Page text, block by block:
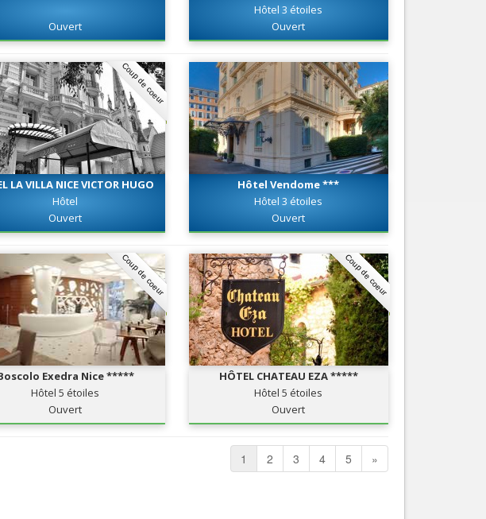
Ouvert
Hôtel 3 étoiles
Ouvert
Coup de coeur
LA VILLA NICE VICTOR HUGO
***
Hôtel
Ouvert
Hôtel Vendome ***
Hôtel 3 étoiles
Ouvert
Coup de coeur
Exedra Nice *****
Hôtel 5 étoiles
Ouvert
Coup de coeur
HÔTEL CHATEAU EZA *****
Hôtel 5 étoiles
Ouvert
1 2 3 4 5 »